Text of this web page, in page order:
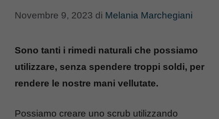
Novembre 9, 2023 di Melania Marchegiani
Sono tanti i rimedi naturali che possiamo
utilizzare, senza spendere troppi soldi, per
rendere le nostre mani vellutate.
Possiamo creare uno scrub utilizzando